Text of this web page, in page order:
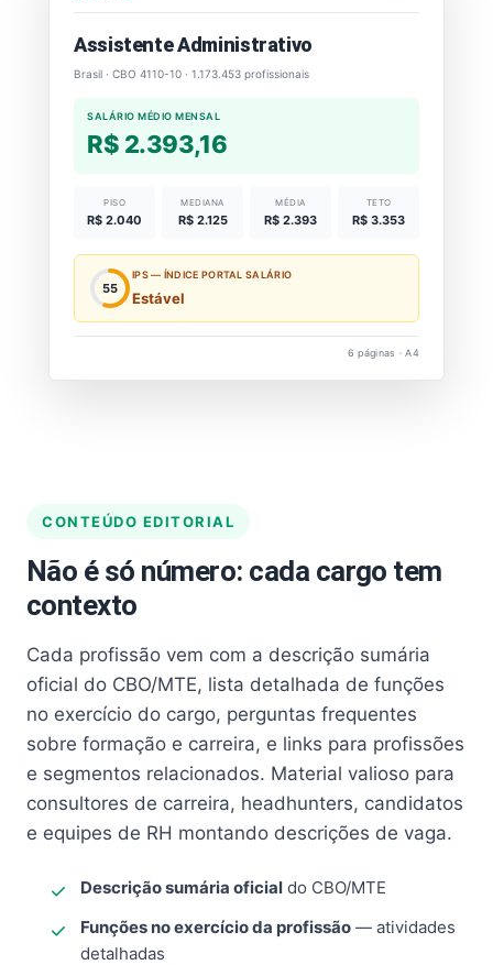
Assistente Administrativo
Brasil · CBO 4110-10 · 1.173.453 profissionais
SALÁRIO MÉDIO MENSAL
R$ 2.393,16
PISO
R$ 2.040
MEDIANA
R$ 2.125
MÉDIA
R$ 2.393
TETO
R$ 3.353
55
IPS — ÍNDICE PORTAL SALÁRIO
Estável
6 páginas · A4
CONTEÚDO EDITORIAL
Não é só número: cada cargo tem
contexto
Cada profissão vem com a descrição sumária
oficial do CBO/MTE, lista detalhada de funções
no exercício do cargo, perguntas frequentes
sobre formação e carreira, e links para profissões
e segmentos relacionados. Material valioso para
consultores de carreira, headhunters, candidatos
e equipes de RH montando descrições de vaga.
Descrição sumária oficial do CBO/MTE
Funções no exercício da profissão — atividades
detalhadas